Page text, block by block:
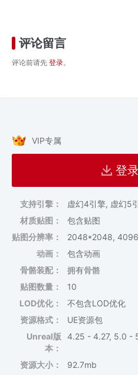
评论留言
评论前请先 登录。
VIP专属
登
支持引擎：
虚幻4引擎, 虚幻5
材质贴图：
包含贴图
贴图分辨率：
2048*2048,
动画：
包含动画
骨骼装配：
拥有骨骼
贴图数量：
10
LOD优化：
不包含LOD优化
资源格式：
UE资源包
Unreal版
本：
4.25 - 4.27, 5.0 -
资源大小：
92.7mb